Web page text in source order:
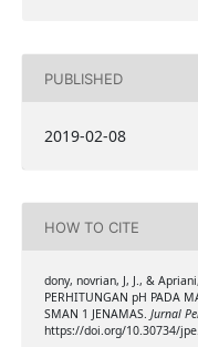
PUBLISHED
2019-02-08
HOW TO CITE
dony, novrian, J, J., &
PERHITUNGAN pH PADA
SMAN 1 JENAMAS. Jurnal
https://doi.org/10.30734/